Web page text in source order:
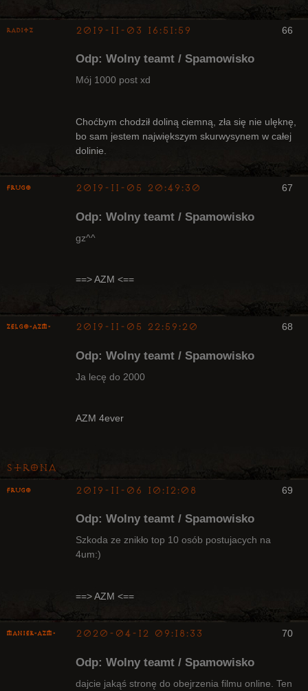
66
Raditz 2019-11-03 16:51:59
Odp: Wolny teamt / Spamowisko
Mój 1000 post xd
Choćbym chodził doliną ciemną, zła się nie ulęknę,
bo sam jestem największym skurwysynem w całej
dolinie.
67
Frugo 2019-11-05 20:49:30
Odp: Wolny teamt / Spamowisko
gz^^
==> AZM <==
68
ZelgO-AZM- 2019-11-05 22:59:20
Odp: Wolny teamt / Spamowisko
Ja lecę do 2000
AZM 4ever
Strona
69
Frugo 2019-11-06 10:12:08
Odp: Wolny teamt / Spamowisko
Szkoda ze znikło top 10 osób postujacych na
4um:)
==> AZM <==
70
Maniek-AZM- 2020-04-12 09:18:33
Odp: Wolny teamt / Spamowisko
dajcie jakąś stronę do obejrzenia filmu online. Ten